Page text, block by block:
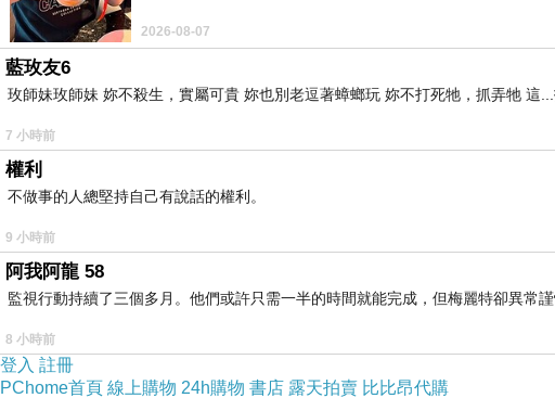
2026-08-07
藍玫友6
玫師妹玫師妹 妳不殺生，實屬可貴 妳也別老逗著蟑螂玩 妳不打死牠，抓弄牠 這
7 小時前
權利
不做事的人總堅持自己有說話的權利。
9 小時前
阿我阿龍 58
監視行動持續了三個多月。他們或許只需一半的時間就能完成，但梅麗特卻異常
8 小時前
登入 註冊
PChome首頁 線上購物 24h購物 書店 露天拍賣 比比昂代購